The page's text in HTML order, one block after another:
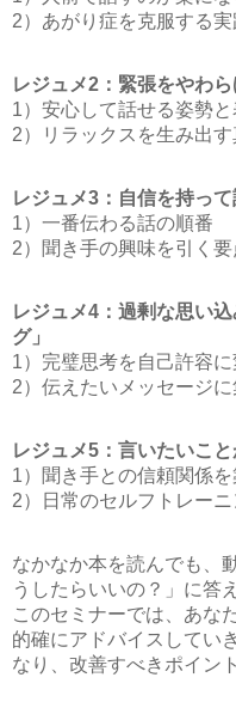
2）あがり症を克服する
レジュメ2：緊張をやわ
1）安心して話せる姿勢
2）リラックスを生み出す
レジュメ3：自信を持っ
1）一番伝わる話の順番
2）聞き手の興味を引く要
レジュメ4：過剰な思い
グ」
1）完璧思考を自己許容に
2）伝えたいメッセージ
レジュメ5：言いたいこ
1）聞き手との信頼関係を
2）日常のセルフトレー
なかなか本を読んでも、
うしたらいいの？」に答
このセミナーでは、あな
的確にアドバイスしてい
なり、改善すべきポイン